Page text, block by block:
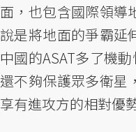
面，也包含國際領導
說是將地面的爭霸延
中國的ASAT多了機
還不夠保護眾多衛星
享有進攻方的相對優